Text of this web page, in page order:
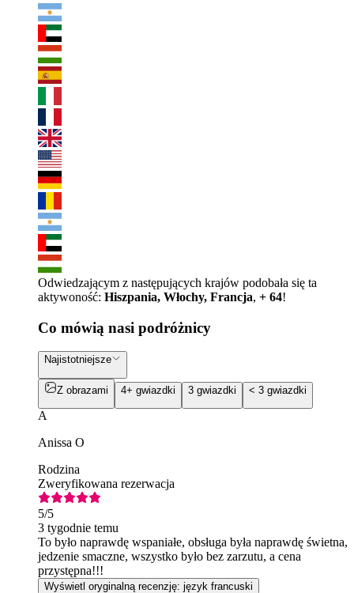
Odwiedzającym z następujących krajów podobała się ta
aktywoność: Hiszpania, Włochy, Francja, + 64!
Co mówią nasi podróżnicy
Najistotniejsze
Z obrazami 4+ gwiazdki 3 gwiazdki < 3 gwiazdki
A
Anissa O
Rodzina
Zweryfikowana rezerwacja
5/5
3 tygodnie temu
To było naprawdę wspaniałe, obsługa była naprawdę świetna,
jedzenie smaczne, wszystko było bez zarzutu, a cena
przystępna!!!
Wyświetl oryginalną recenzję: język francuski